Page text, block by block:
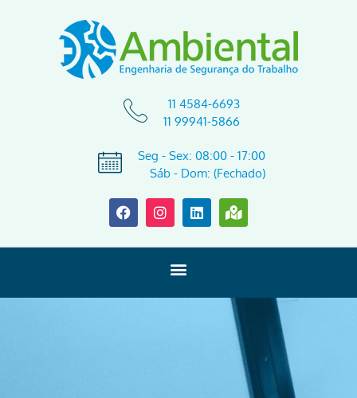
11 4584-6693
11 99941-5866
Seg - Sex: 08:00 - 17:00
Sáb - Dom: (Fechado)